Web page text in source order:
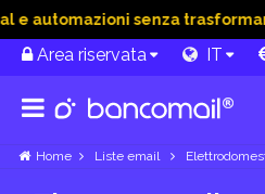
senza trasformare
Area riservata IT
Home Liste email